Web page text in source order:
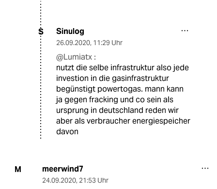
S Sinulog
26.09.2020, 11:29 Uhr
@Lumiatx :
nutzt die selbe infrastruktur also jede
investion in die gasinfrastruktur
begünstigt powertogas. mann kann
ja gegen fracking und co sein als
ursprung in deutschland reden wir
aber als verbraucher energiespeicher
davon
M meerwind7
24.09.2020, 21:53 Uhr